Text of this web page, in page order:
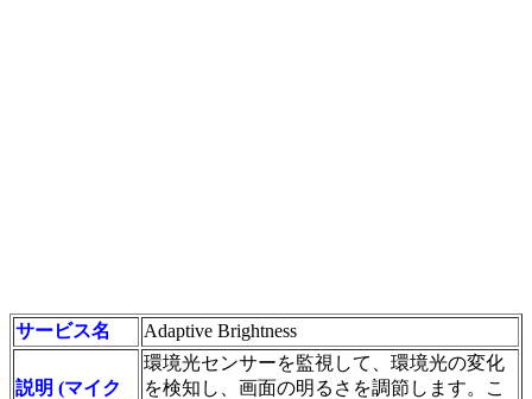
サービス名 Adaptive Brightness
説明 (マイク
環境光センサーを監視して、環境光の変化
を検知し、画面の明るさを調節します。こ